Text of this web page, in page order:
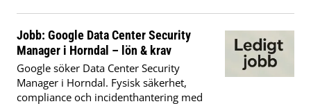
Jobb: Google Data Center Security
Manager i Horndal – lön & krav
Google söker Data Center Security
Manager i Horndal. Fysisk säkerhet,
compliance och incidenthantering med